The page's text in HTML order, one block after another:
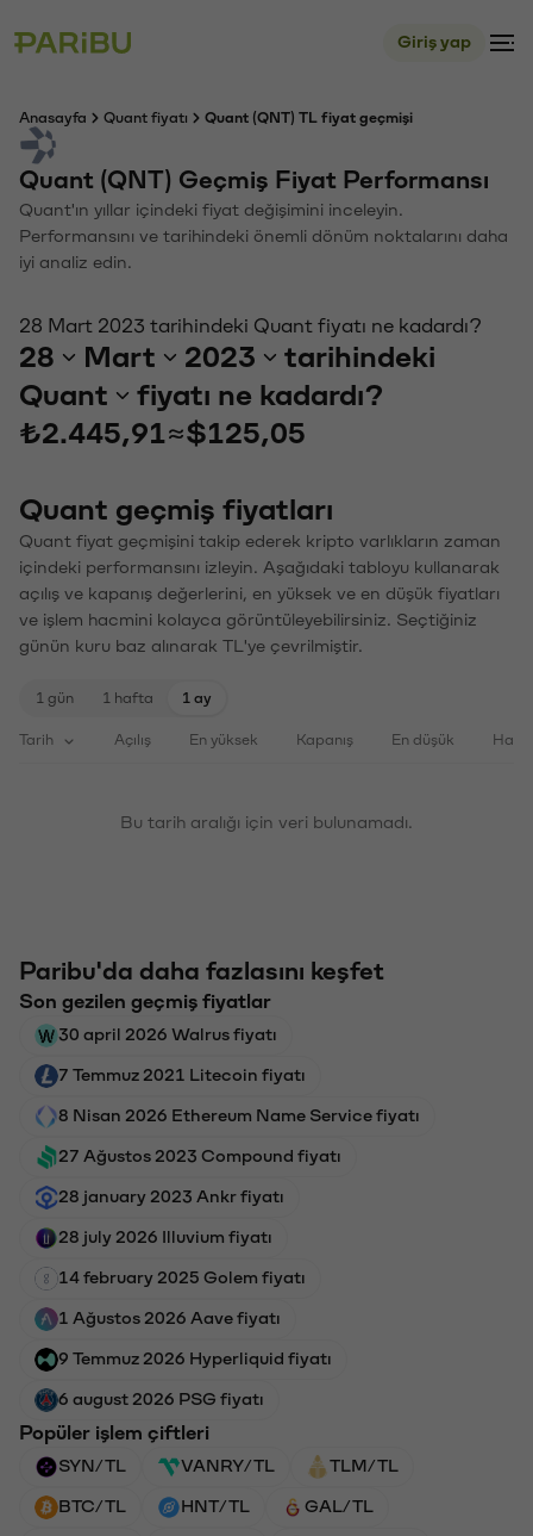
Giriş yap
Anasayfa Quant fiyatı Quant (QNT) TL fiyat geçmişi
Quant (QNT) Geçmiş Fiyat Performansı
Quant'ın yıllar içindeki fiyat değişimini inceleyin.
Performansını ve tarihindeki önemli dönüm noktalarını daha
iyi analiz edin.
28 Mart 2023 tarihindeki Quant fiyatı ne kadardı?
28 Mart 2023
tarihindeki
Quant
fiyatı ne kadardı?
₺2.445,91≈$125,05
Quant geçmiş fiyatları
Quant fiyat geçmişini takip ederek kripto varlıkların zaman
içindeki performansını izleyin. Aşağıdaki tabloyu kullanarak
açılış ve kapanış değerlerini, en yüksek ve en düşük fiyatları
ve işlem hacmini kolayca görüntüleyebilirsiniz. Seçtiğiniz
günün kuru baz alınarak TL'ye çevrilmiştir.
1 gün 1 hafta 1 ay
Tarih Açılış En yüksek Kapanış En düşük
Bu tarih aralığı için veri bulunamadı.
Paribu'da daha fazlasını keşfet
Son gezilen geçmiş fiyatlar
30 april 2026 Walrus fiyatı
7 Temmuz 2021 Litecoin fiyatı
8 Nisan 2026 Ethereum Name Service fiyatı
27 Ağustos 2023 Compound fiyatı
28 january 2023 Ankr fiyatı
28 july 2026 Illuvium fiyatı
14 february 2025 Golem fiyatı
1 Ağustos 2026 Aave fiyatı
9 Temmuz 2026 Hyperliquid fiyatı
6 august 2026 PSG fiyatı
Popüler işlem çiftleri
SYN/TL VANRY/TL TLM/TL
BTC/TL HNT/TL GAL/TL